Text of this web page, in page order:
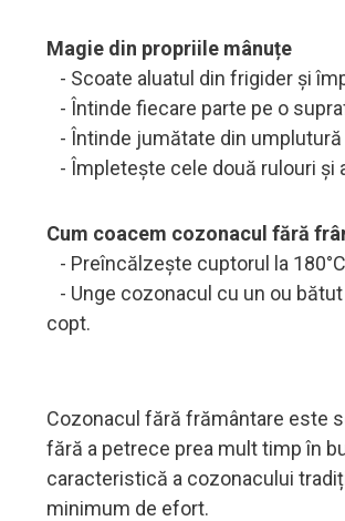
Magie din propriile mânuțe
- Scoate aluatul din frigider și
- Întinde fiecare parte pe o
- Întinde jumătate din
- Împletește cele două rulouri și
Cum coacem cozonacul fără
- Preîncălzește cuptorul la
- Unge cozonacul cu un ou
copt.
Cozonacul fără frământare este
fără a petrece prea mult timp în
caracteristică a cozonacului
minimum de efort.